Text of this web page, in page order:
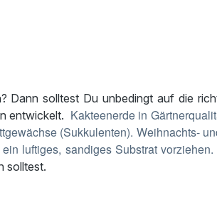
solltest Du unbedingt auf die
entwickelt. Kakteenerde in
(Sukkulenten). Weihnachts-
luftiges, sandiges Substrat vorziehen.
solltest.